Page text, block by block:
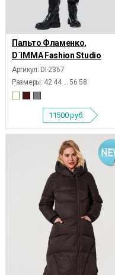
Пальто Фламенко,
D`IMMA Fashion Studio
Артикул: DI-2367
Размеры: 42 44 ... 56 58
11500руб.